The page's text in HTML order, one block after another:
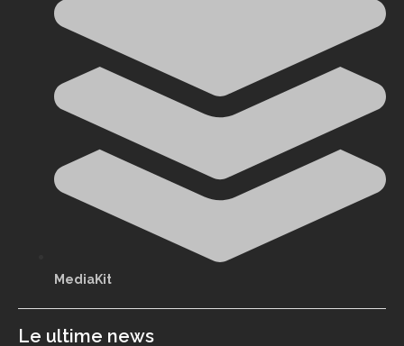
MediaKit
Le ultime news